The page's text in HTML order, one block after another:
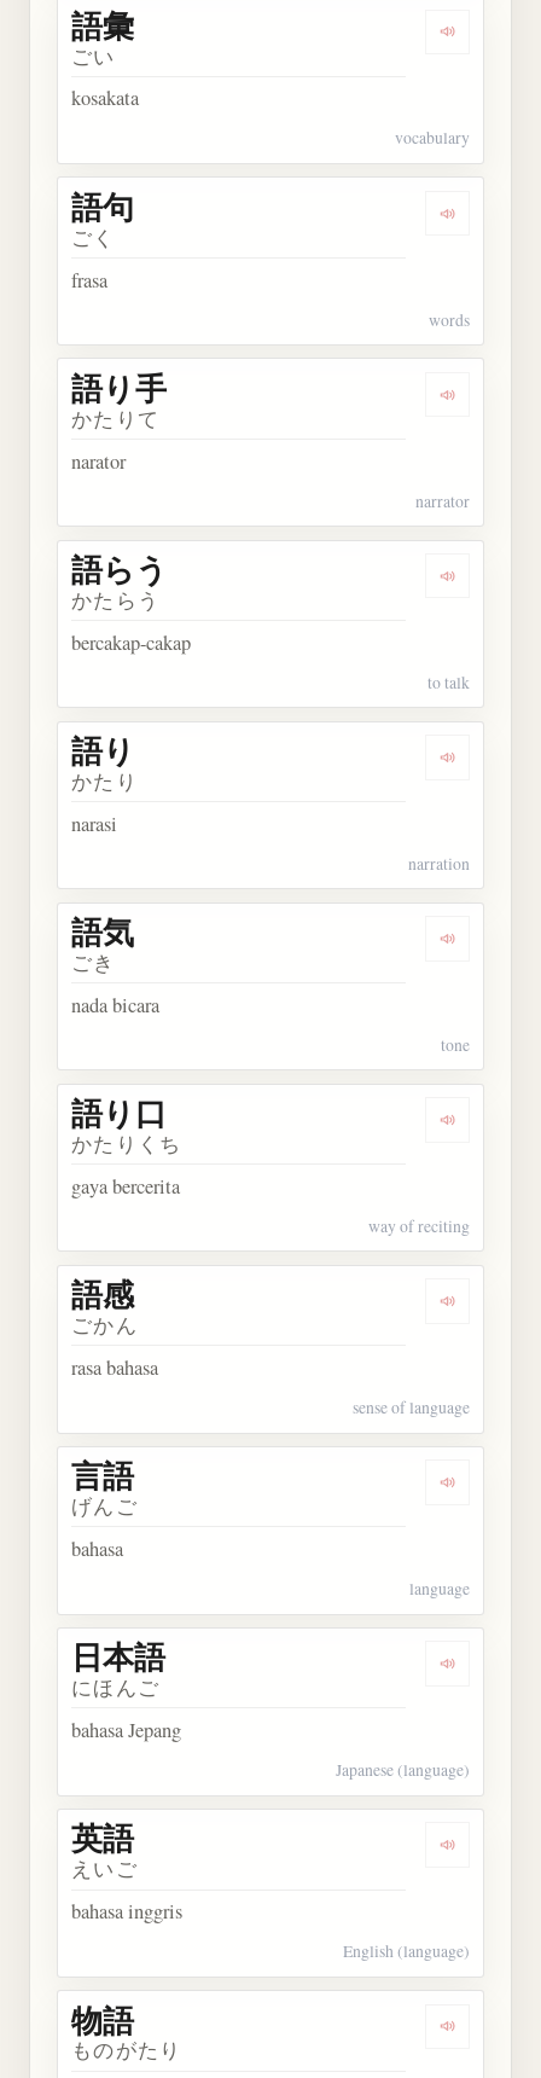
Dengarkan
語彙
ごい
kosakata
vocabulary
Dengarkan
語句
ごく
frasa
words
Dengarkan
語り手
かたりて
narator
narrator
Dengarkan
語らう
かたらう
bercakap-cakap
to talk
Dengarkan
語り
かたり
narasi
narration
Dengarkan
語気
ごき
nada bicara
tone
Dengarkan
語り口
かたりくち
gaya bercerita
way of reciting
Dengarkan
語感
ごかん
rasa bahasa
sense of language
Dengarkan
言語
げんご
bahasa
language
Dengarkan
日本語
にほんご
bahasa Jepang
Japanese (language)
Dengarkan
英語
えいご
bahasa inggris
English (language)
Dengarkan
物語
ものがたり